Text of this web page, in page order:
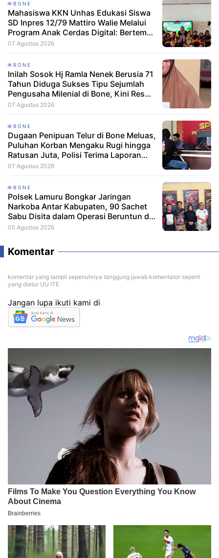
BONE
Mahasiswa KKN Unhas Edukasi Siswa
SD Inpres 12/79 Mattiro Walie Melalui
Program Anak Cerdas Digital: Berteman
Baik, Berani Tolak Bullying
07 Agustus 2026
BONE
Inilah Sosok Hj Ramla Nenek Berusia 71
Tahun Diduga Sukses Tipu Sejumlah
Pengusaha Milenial di Bone, Kini Resmi
Dilaporkan Dengan Kerugian Korban
07 Agustus 2026
BONE
Dugaan Penipuan Telur di Bone Meluas,
Puluhan Korban Mengaku Rugi hingga
Ratusan Juta, Polisi Terima Laporan
Resmi
07 Agustus 2026
BONE
Polsek Lamuru Bongkar Jaringan
Narkoba Antar Kabupaten, 90 Sachet
Sabu Disita dalam Operasi Beruntun di
Bone dan Soppeng
05 Agustus 2026
Komentar
komentar yang tampil sepenuhnya tanggung jawab komentator seperti
yang diatur UU ITE
Jangan lupa ikuti kami di